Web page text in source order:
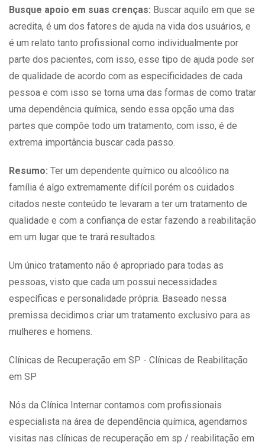
Busque apoio em suas crenças: Buscar aquilo em que se
acredita, é um dos fatores de ajuda na vida dos usuários, e
é um relato tanto profissional como individualmente por
parte dos pacientes, com isso, esse tipo de ajuda pode ser
de qualidade de acordo com as especificidades de cada
pessoa e com isso se torna uma das formas de como tratar
uma dependência química, sendo essa opção uma das
partes que compõe todo um tratamento, com isso, é de
extrema importância buscar cada passo.
Resumo: Ter um dependente químico ou alcoólico na
família é algo extremamente difícil porém os cuidados
citados neste conteúdo te levaram a ter um tratamento de
qualidade e com a confiança de estar fazendo a reabilitação
em um lugar que te trará resultados.
Um único tratamento não é apropriado para todas as
pessoas, visto que cada um possui necessidades
específicas e personalidade própria. Baseado nessa
premissa decidimos criar um tratamento exclusivo para as
mulheres e homens.
Clínicas de Recuperação em SP - Clínicas de Reabilitação
em SP
Nós da Clínica Internar contamos com profissionais
especialista na área de dependência química, agendamos
visitas nas clínicas de recuperação em sp / reabilitação em